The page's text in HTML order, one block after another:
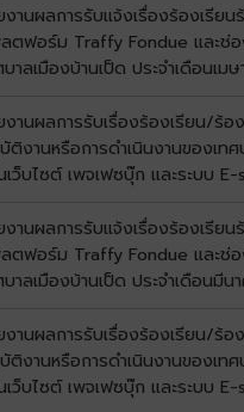
งานผลการรับแจ้งเรื่องร้องเรีย
ตฟอร์ม Traffy Fondue และช่อ
บาลเมืองบ้านเป็ด ประจำเดือนเม
งานผลการรับเรื่องร้องเรียน/ร้อ
ติงานหรือการดำเนินงานของเทศ
เว็บไซต์ เพจเฟซบุ๊ก และระบบ
งานผลการรับแจ้งเรื่องร้องเรีย
ตฟอร์ม Traffy Fondue และช่อ
บาลเมืองบ้านเป็ด ประจำเดือนมี
งานผลการรับเรื่องร้องเรียน/ร้อ
ติงานหรือการดำเนินงานของเทศ
เว็บไซต์ เพจเฟซบุ๊ก และระบบ